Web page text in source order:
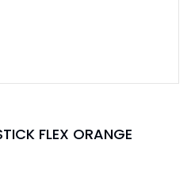
FLEX ORANGE